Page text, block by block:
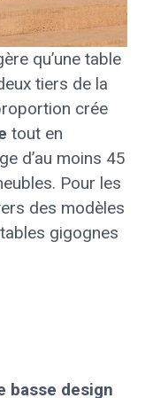
qu’une table
tiers de la
crée
tout en
d’au moins 45
Pour les
des modèles
gigognes
basse design